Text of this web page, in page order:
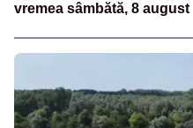
vremea sâmbătă, 8 august